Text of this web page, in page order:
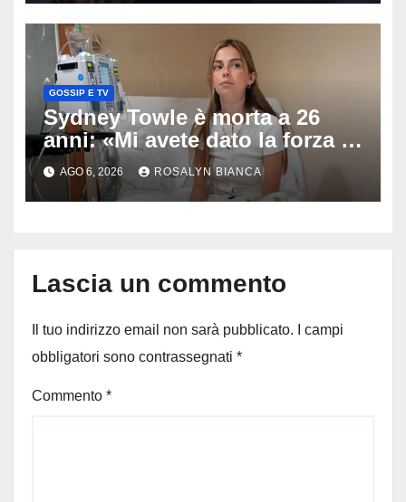
GOSSIP E TV
Sydney Towle è morta a 26
anni: «Mi avete dato la forza di
andare avanti», l’ultimo
messaggio dell’influencer
commuove i fan
AGO 6, 2026 ROSALYN BIANCA
Lascia un commento
Il tuo indirizzo email non sarà pubblicato.
I campi
obbligatori sono contrassegnati *
Commento *